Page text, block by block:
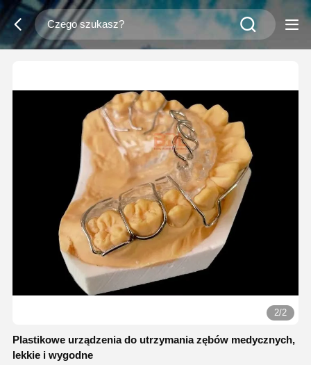
2/2
Plastikowe urządzenia do utrzymania zębów medycznych,
lekkie i wygodne